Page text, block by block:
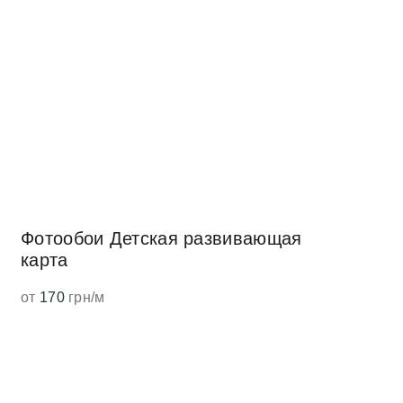
Фотообои Детская развивающая
карта
от 170грн/м